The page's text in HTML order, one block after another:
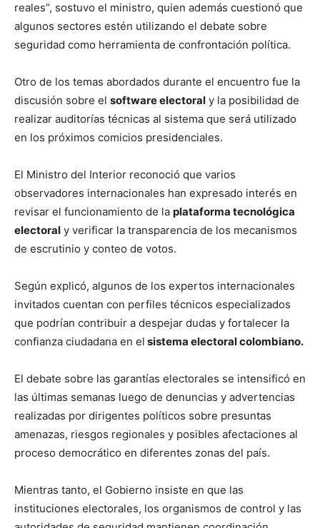
reales”, sostuvo el ministro, quien además cuestionó que
algunos sectores estén utilizando el debate sobre
seguridad como herramienta de confrontación política.
Otro de los temas abordados durante el encuentro fue la
discusión sobre el software electoral y la posibilidad de
realizar auditorías técnicas al sistema que será utilizado
en los próximos comicios presidenciales.
El Ministro del Interior reconoció que varios
observadores internacionales han expresado interés en
revisar el funcionamiento de la plataforma tecnológica
electoral y verificar la transparencia de los mecanismos
de escrutinio y conteo de votos.
Según explicó, algunos de los expertos internacionales
invitados cuentan con perfiles técnicos especializados
que podrían contribuir a despejar dudas y fortalecer la
confianza ciudadana en el sistema electoral colombiano.
El debate sobre las garantías electorales se intensificó en
las últimas semanas luego de denuncias y advertencias
realizadas por dirigentes políticos sobre presuntas
amenazas, riesgos regionales y posibles afectaciones al
proceso democrático en diferentes zonas del país.
Mientras tanto, el Gobierno insiste en que las
instituciones electorales, los organismos de control y las